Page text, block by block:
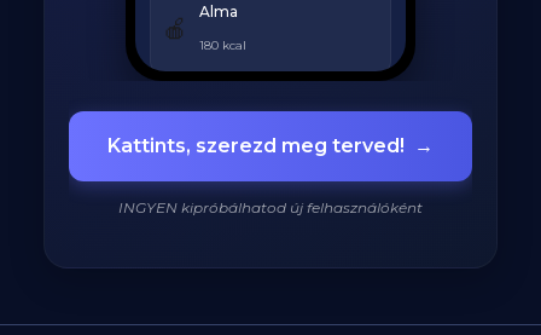
🍎
Alma
180 kcal
Grillezett csirke
420 kcal
Kattints, szerezd meg terved! →
INGYEN kipróbálhatod új felhasználóként